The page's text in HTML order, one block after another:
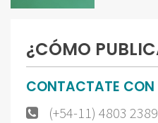
¿CÓMO
CONTACTATE CON
(+54-11) 4803 2389